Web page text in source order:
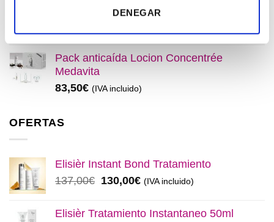
DENEGAR
era:
48,00€.
es:
45,00€.
Plancha + Protector
Pack anticaída Locion Concentrée
Medavita
83,50€ (IVA incluido)
OFERTAS
Elisièr Instant Bond Tratamiento
137,00€ El
original
130,00€El
actual
(IVA incluido)
Elisièr Tratamiento Instantaneo 50ml